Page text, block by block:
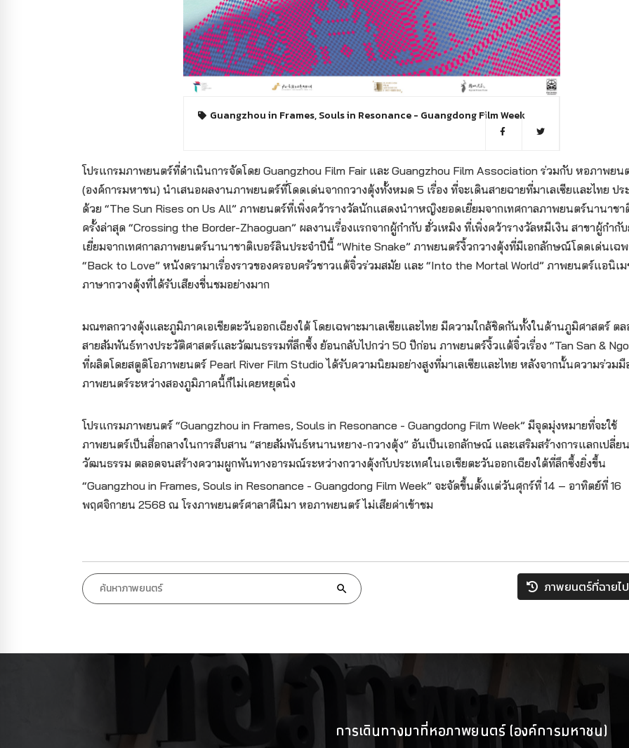
Guangzhou in Frames, Souls in Resonance - Guangdong Film Week
โปรแกรมภาพยนตร์ที่ดำเนินการจัดโดย Guangzhou Film Fair และ Guangzhou Film Association ร่วมกับ หอภาพยน
(องค์การมหาชน) นำเสนอผลงานภาพยนตร์ที่โดดเด่นจากกวางตุ้งทั้งหมด 5 เรื่อง ที่จะเดินสายฉายที่มาเลเซียและไทย ปร
ด้วย “The Sun Rises on Us All” ภาพยนตร์ที่เพิ่งคว้ารางวัลนักแสดงนำาหญิงยอดเยี่ยมจากเทศกาลภาพยนตร์นานาชา
ครั้งล่าสุด “Crossing the Border-Zhaoguan” ผลงานเรื่องแรกจากผู้กำกับ ฮั่วเหมิง ที่เพิ่งคว้ารางวัลหมีเงิน สาขาผู้กำกั
เยี่ยมจากเทศกาลภาพยนตร์นานาชาติเบอร์ลินประจำปีนี้ “White Snake” ภาพยนตร์งิ้วกวางตุ้งที่มีเอกลักษณ์โดดเด่นเฉ
“Back to Love” หนังดรามาเรื่องราวของครอบครัวชาวแต้จิ๋วร่วมสมัย และ “Into the Mortal World” ภาพยนตร์แอนิเ
ภาษากวางตุ้งที่ได้รับเสียงชื่นชมอย่างมาก
มณฑลกวางตุ้งและภูมิภาคเอเชียตะวันออกเฉียงใต้ โดยเฉพาะมาเลเซียและไทย มีความใกล้ชิดกันทั้งในด้านภูมิศาสตร์ ต
สายสัมพันธ์ทางประวัติศาสตร์และวัฒนธรรมที่ลึกซึ้ง ย้อนกลับไปกว่า 50 ปีก่อน ภาพยนตร์งิ้วแต้จิ๋วเรื่อง “Tan San &
ที่ผลิตโดยสตูดิโอภาพยนตร์ Pearl River Film Studio ได้รับความนิยมอย่างสูงที่มาเลเซียและไทย หลังจากนั้นความร่วม
ภาพยนตร์ระหว่างสองภูมิภาคนี้ก็ไม่เคยหยุดนิ่ง
โปรแกรมภาพยนตร์ “Guangzhou in Frames, Souls in Resonance - Guangdong Film Week” มีจุดมุ่งหมายที่จะใช้
ภาพยนตร์เป็นสื่อกลางในการสืบสาน “สายสัมพันธ์หนานหยาง-กวางตุ้ง” อันเป็นเอกลักษณ์ และเสริมสร้างการแลกเปลี่ย
วัฒนธรรม ตลอดจนสร้างความผูกพันทางอารมณ์ระหว่างกวางตุ้งกับประเทศในเอเชียตะวันออกเฉียงใต้ที่ลึกซึ้งยิ่งขึ้น
“Guangzhou in Frames, Souls in Resonance - Guangdong Film Week” จะจัดขึ้นตั้งแต่วันศุกร์ที่ 14 – อาทิตย์ที่ 16
พฤศจิกายน 2568 ณ โรงภาพยนตร์ศาลาศีนิมา หอภาพยนตร์ ไม่เสียค่าเข้าชม
ภาพยนตร์ที่ฉายไ
การเดินทางมาที่หอภาพยนตร์ (องค์การมหาชน)